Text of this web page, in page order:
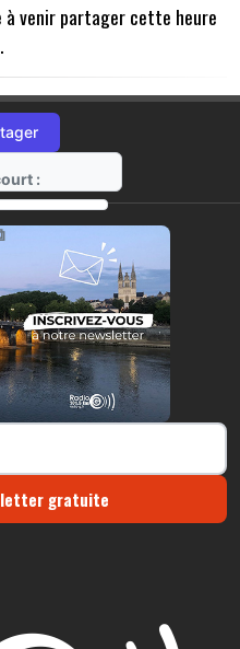
à venir partager cette heure
:
https://radio-g.fr?22633
gratuite